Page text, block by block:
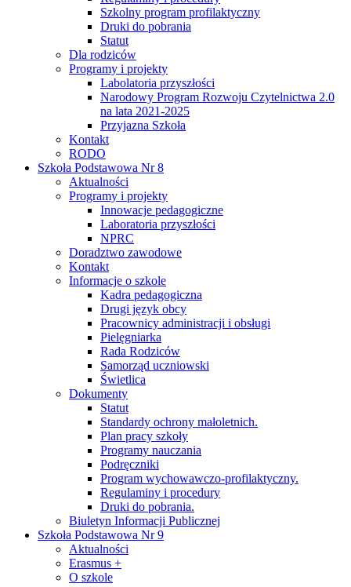
Szkolny program profilaktyczny
Druki do pobrania
Statut
Dla rodziców
Programy i projekty
Labolatoria przyszłości
Narodowy Program Rozwoju Czytelnictwa 2.0
na lata 2021-2025
Przyjazna Szkoła
Kontakt
RODO
Szkoła Podstawowa Nr 8
Aktualności
Programy i projekty
Innowacje pedagogiczne
Laboratoria przyszłości
NPRC
Doradztwo zawodowe
Kontakt
Informacje o szkole
Kadra pedagogiczna
Drugi język obcy
Pracownicy administracji i obsługi
Pielęgniarka
Rada Rodziców
Samorząd uczniowski
Świetlica
Dokumenty
Statut
Standardy ochrony małoletnich.
Plan pracy szkoły
Programy nauczania
Podręczniki
Program wychowawczo-profilaktyczny.
Regulaminy i procedury
Druki do pobrania.
Biuletyn Informacji Publicznej
Szkoła Podstawowa Nr 9
Aktualności
Erasmus +
O szkole